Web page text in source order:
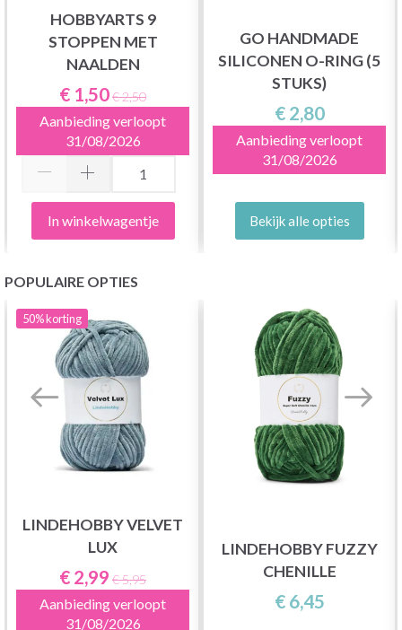
HOBBYARTS 9
STOPPEN MET
NAALDEN
€ 1,50€ 2,50
Aanbieding verloopt
31/08/2026
In winkelwagentje
GO HANDMADE
SILICONEN O-RING (5
STUKS)
€ 2,80
Aanbieding verloopt
31/08/2026
Bekijk alle opties
POPULAIRE OPTIES
50%korting
LINDEHOBBY VELVET
LUX
€ 2,99 € 5,95
Aanbieding verloopt
31/08/2026
LINDEHOBBY FUZZY
CHENILLE
€ 6,45